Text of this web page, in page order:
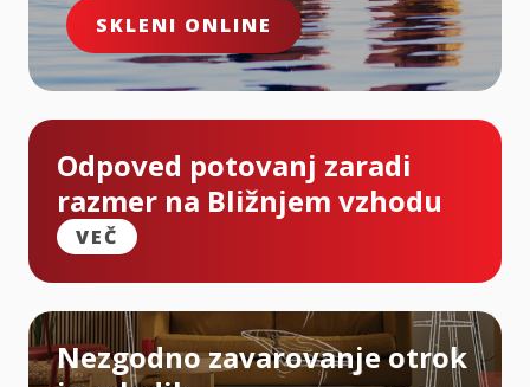
SKLENI ONLINE
Odpoved potovanj zaradi
razmer na Bližnjem vzhodu
VEČ
Nezgodno zavarovanje otrok